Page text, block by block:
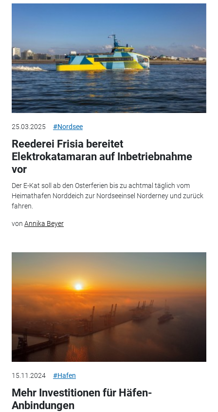
25.03.2025 #Nordsee
Reederei Frisia bereitet
Elektrokatamaran auf Inbetriebnahme
vor
Der E-Kat soll ab den Osterferien bis zu achtmal täglich vom
Heimathafen Norddeich zur Nordseeinsel Norderney und zurück
fahren.
von Annika Beyer
15.11.2024 #Hafen
Mehr Investitionen für Häfen-
Anbindungen